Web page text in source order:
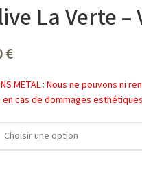
La Verte
€
METAL : Nous ne pouvons
cas de dommages esthétiques